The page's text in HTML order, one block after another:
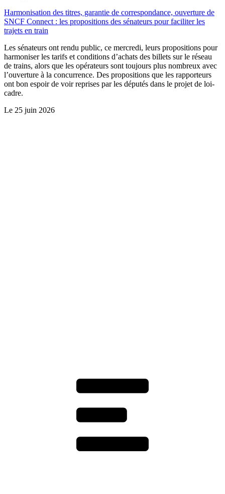
Harmonisation des titres, garantie de correspondance, ouverture de
SNCF Connect : les propositions des sénateurs pour faciliter les
trajets en train
Les sénateurs ont rendu public, ce mercredi, leurs propositions pour
harmoniser les tarifs et conditions d’achats des billets sur le réseau
de trains, alors que les opérateurs sont toujours plus nombreux avec
l’ouverture à la concurrence. Des propositions que les rapporteurs
ont bon espoir de voir reprises par les députés dans le projet de loi-
cadre.
Le 25 juin 2026